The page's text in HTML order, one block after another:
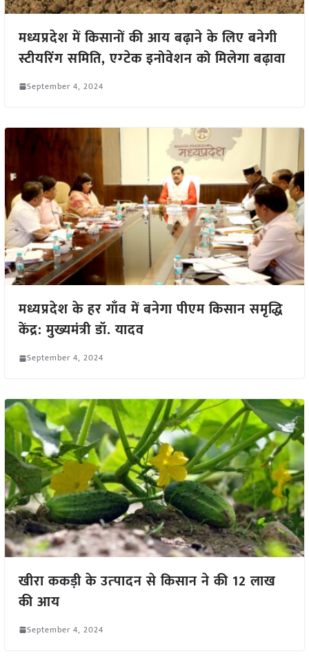
मध्यप्रदेश में किसानों की आय बढ़ाने के लिए बनेगी
स्टीयरिंग समिति, एग्टेक इनोवेशन को मिलेगा बढ़ावा
September 4, 2024
मध्यप्रदेश के हर गाँव में बनेगा पीएम किसान समृद्धि
केंद्र: मुख्यमंत्री डॉ. यादव
September 4, 2024
खीरा ककड़ी के उत्‍पादन से किसान ने की 12 लाख
की आय
September 4, 2024